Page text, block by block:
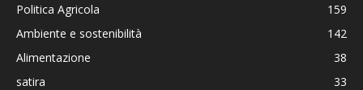
Politica Agricola
159
Ambiente e sostenibilità
142
Alimentazione
38
satira
33